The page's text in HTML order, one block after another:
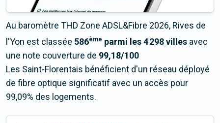
Au baromètre THD Zone ADSL&Fibre 2026, Rives de
l'Yon est classée 586ème parmi les 4 298 villes avec
une note couverture de 99,18/100
Les Saint-Florentais bénéficient d'un réseau déployé
de fibre optique significatif avec un accès pour
99,09% des logements.